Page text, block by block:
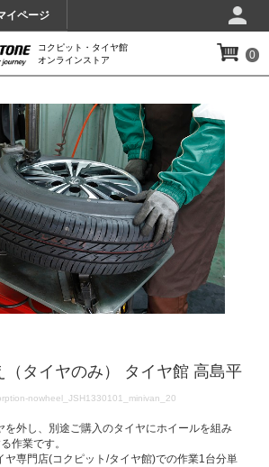
イページ
コクピット・タイヤ館
オンラインストア
0
（タイヤのみ） タイヤ館 高島平
nowheel_JSH1330101_minivan_20
を外し、別途ご購入のタイヤにホイールを組み
作業です。
ヤ専門店(コクピット/タイヤ館)での作業1台分単